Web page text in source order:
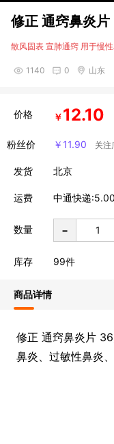
修正 通窍鼻炎
散风固表 宣肺通窍 用于慢
1140 0 山东
价格 ￥12.10
粉丝价 ￥ 11.90 关注
发货 北京
运费 中通快递
数量 -
库存 99件
商品详情
修正 通窍鼻炎片
鼻炎、过敏性鼻炎、